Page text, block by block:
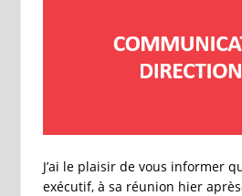
J’ai le plaisir de vous informer
exécutif, à sa réunion hier